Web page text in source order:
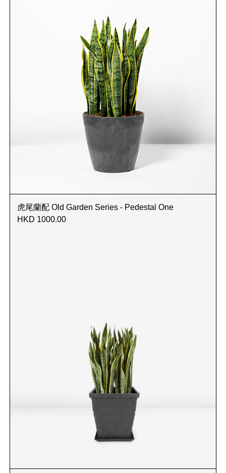
虎尾蘭配 Old Garden Series - Pedestal One
HKD 1000.00